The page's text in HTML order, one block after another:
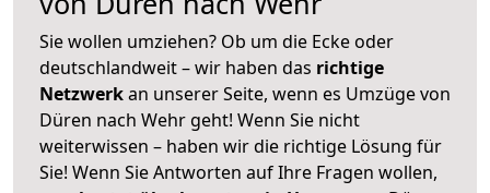
Sie wollen umziehen? Ob um die Ecke oder
deutschlandweit – wir haben das richtige
Netzwerkan unserer Seite, wenn es Umzüge von
Düren nach Wehr geht! Wenn Sie nicht
weiterwissen – haben wir die richtige Lösung für
Sie! Wenn Sie Antworten auf Ihre Fragen wollen,